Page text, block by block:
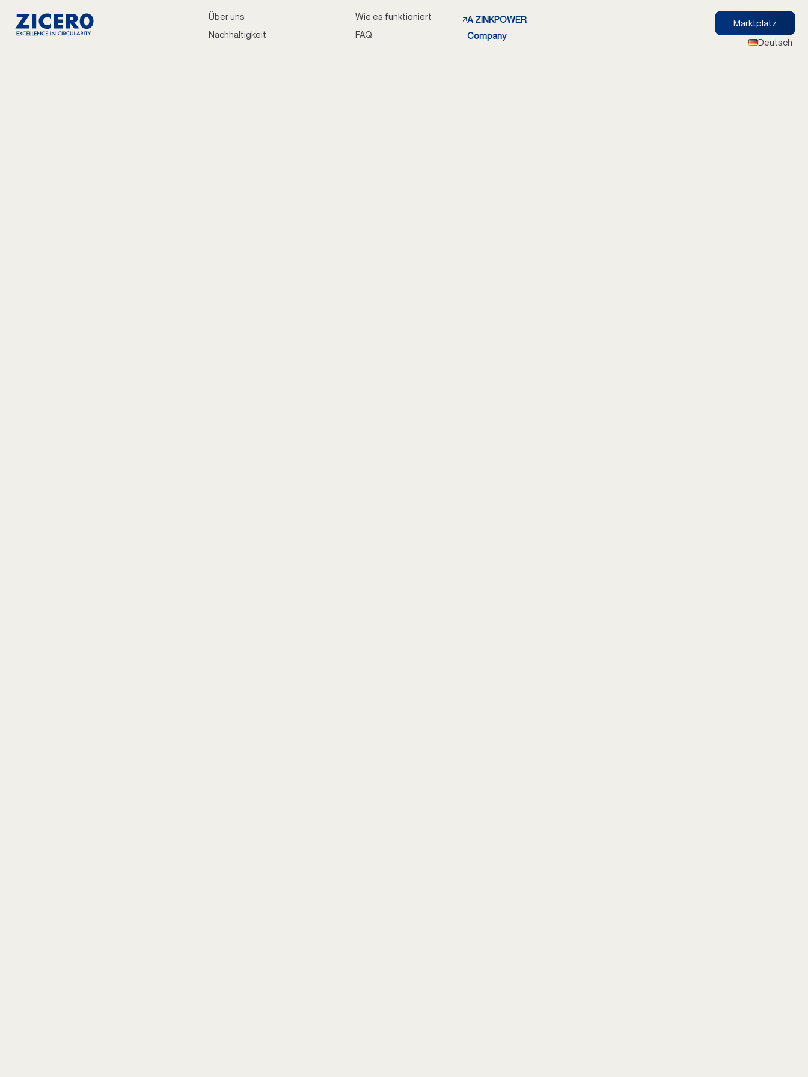
Über uns
Nachhaltigkeit
Wie es funktioniert
FAQ
A ZINKPOWER
Company
Marktplatz
Deutsch